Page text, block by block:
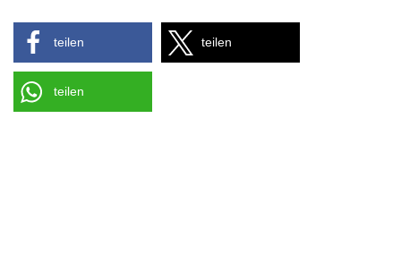
teilen teilen
teilen